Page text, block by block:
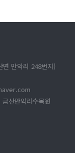
면 만악리 248번지)
산만악리수목원